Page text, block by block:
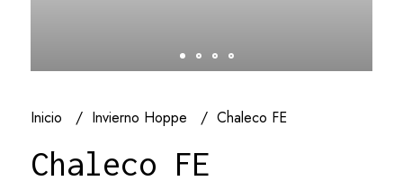
Inicio Invierno Hoppe Chaleco FE
Chaleco FE